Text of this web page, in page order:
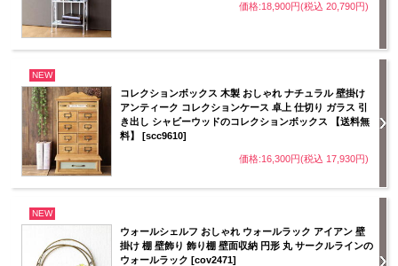
価格:18,900円(税込 20,790円)
NEW
コレクションボックス 木製 おしゃれ ナチュラル 壁掛け
アンティーク コレクションケース 卓上 仕切り ガラス 引
き出し シャビーウッドのコレクションボックス 【送料無
料】 [scc9610]
価格:16,300円(税込 17,930円)
NEW
ウォールシェルフ おしゃれ ウォールラック アイアン 壁
掛け 棚 壁飾り 飾り棚 壁面収納 円形 丸 サークルラインの
ウォールラック [cov2471]